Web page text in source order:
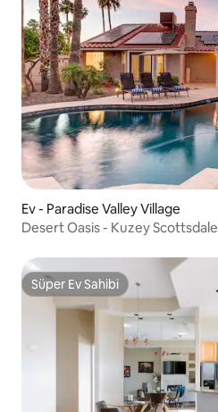
Ev - Paradise Valley Village
Desert Oasis - Kuzey Scottsdale
Süper Ev Sahibi
Süper Ev Sahibi